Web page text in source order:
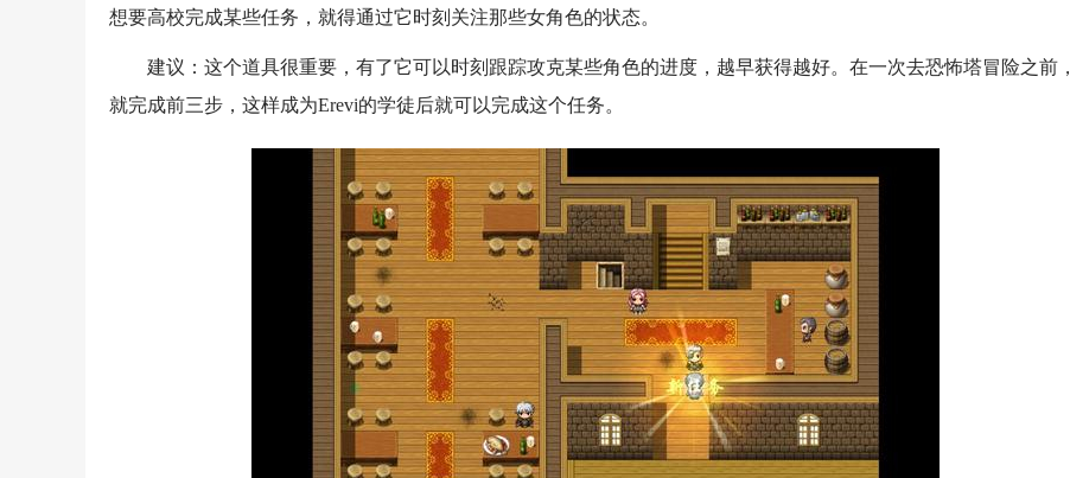
想要高校完成某些任务，就得通过它时刻关注那些女角色的状态。
建议：这个道具很重要，有了它可以时刻跟踪攻克某些角色的进度，越早获得越好。在一次去恐怖塔冒险之前，
就完成前三步，这样成为Erevi的学徒后就可以完成这个任务。